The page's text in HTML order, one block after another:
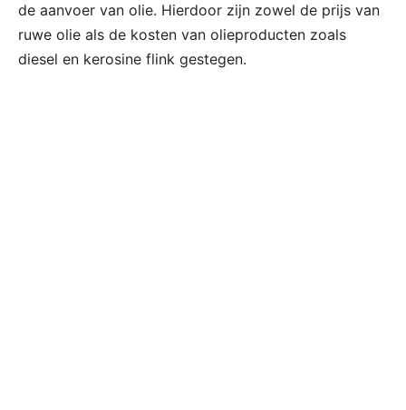
de aanvoer van olie. Hierdoor zijn zowel de prijs van
ruwe olie als de kosten van olieproducten zoals
diesel en kerosine flink gestegen.